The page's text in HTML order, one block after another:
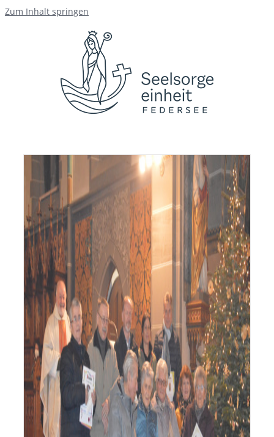
Zum Inhalt springen